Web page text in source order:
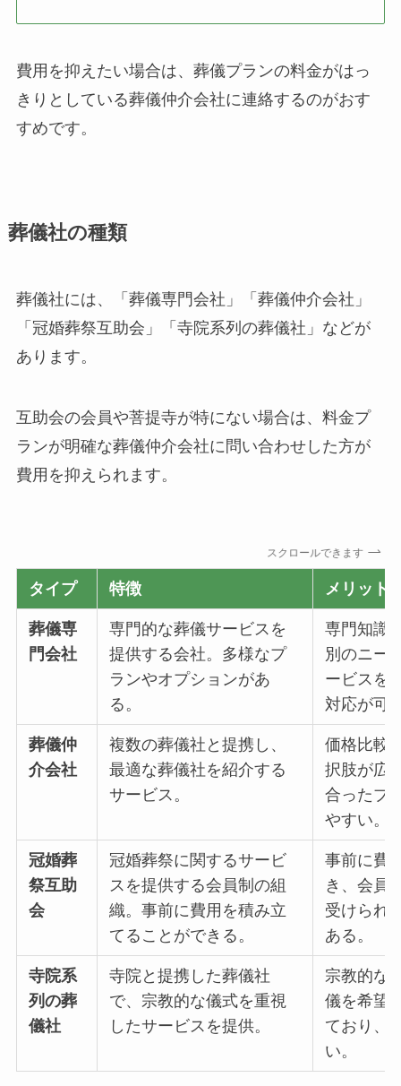
費用を抑えたい場合は、葬儀プランの料金がはっ
きりとしている葬儀仲介会社に連絡するのがおす
すめです。
葬儀社の種類
葬儀社には、「葬儀専門会社」「葬儀仲介会社」
「冠婚葬祭互助会」「寺院系列の葬儀社」などが
あります。
互助会の会員や菩提寺が特にない場合は、料金プ
ランが明確な葬儀仲介会社に問い合わせした方が
費用を抑えられます。
スクロールできます
タイプ 特徴 メリット
葬儀専
門会社
専門的な葬儀サービスを
提供する会社。多様なプ
ランやオプションがあ
る。
専門知識
別のニー
ービスを
対応が可
葬儀仲
介会社
複数の葬儀社と提携し、
最適な葬儀社を紹介する
サービス。
価格比較
択肢が広
合ったプ
やすい。
冠婚葬
祭互助
会
冠婚葬祭に関するサービ
スを提供する会員制の組
織。事前に費用を積み立
てることができる。
事前に費
き、会員
受けられ
ある。
寺院系
列の葬
儀社
寺院と提携した葬儀社
で、宗教的な儀式を重視
したサービスを提供。
宗教的な
儀を希望
ており、
い。